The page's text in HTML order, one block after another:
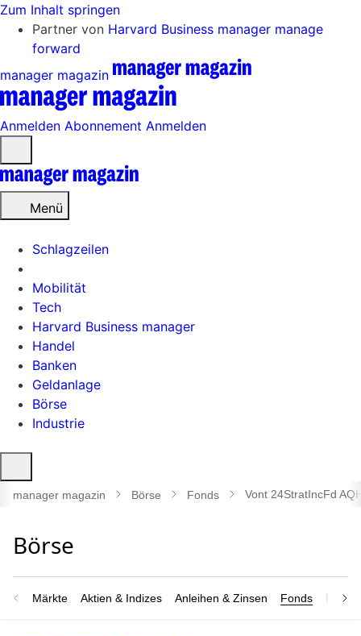
Zum Inhalt springen
Partner von Harvard Business manager manage
forward
manager magazin
Anmelden Abonnement Anmelden
öffnen
Menü
Schlagzeilen
Mobilität
Tech
Harvard Business manager
Handel
Banken
Geldanlage
Börse
Industrie
öffnen
manager magazin Börse Fonds Vont 24StratIncFd
Märkte Aktien & Indizes Anleihen & Zinsen Fonds